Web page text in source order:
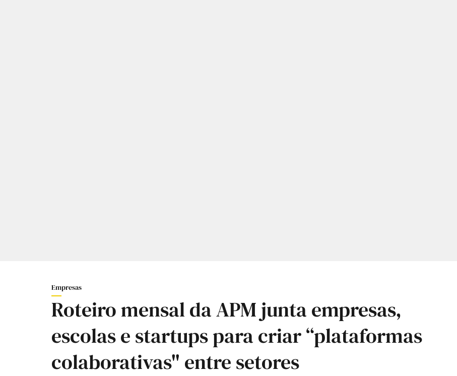
Empresas
Roteiro mensal da APM junta empresas,
escolas e startups para criar “plataformas
colaborativas" entre setores